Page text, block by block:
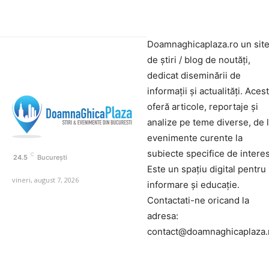
24.5 C București
vineri, august 7, 2026
Doamnaghicaplaza.ro un site
de știri / blog de noutăți,
dedicat diseminării de
informații și actualități.
oferă articole, reportaje și
analize pe teme diverse, de
evenimente curente la
subiecte specifice de
Este un spațiu digital pentru
informare și educație.
Contactati-ne oricand la
adresa: